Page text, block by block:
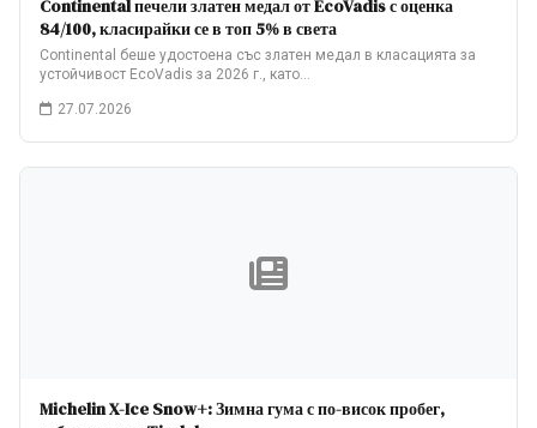
Continental печели златен медал от EcoVadis с оценка
84/100, класирайки се в топ 5% в света
Continental беше удостоена със златен медал в класацията за
устойчивост EcoVadis за 2026 г., като…
27.07.2026
Michelin X-Ice Snow+: Зимна гума с по-висок пробег,